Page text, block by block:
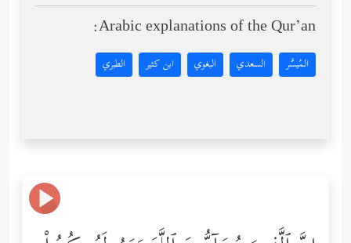
Arabic explanations of the Qur’an:
المُيسَّر السعدي البغوي ابن كثير الطبري